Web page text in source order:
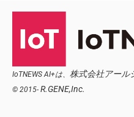
IoTNEWS AI+は、 株式会社アール
© 2015- R.GENE,Inc.